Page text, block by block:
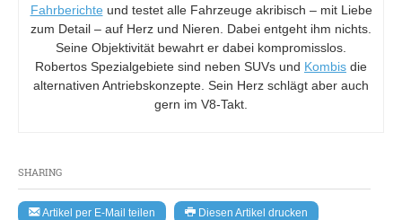
SHARING
Artikel per E-Mail teilen Diesen Artikel drucken
Fahrberichte und testet alle Fahrzeuge akribisch – mit Liebe
zum Detail – auf Herz und Nieren. Dabei entgeht ihm nichts.
Seine Objektivität bewahrt er dabei kompromisslos.
Robertos Spezialgebiete sind neben SUVs und Kombis die
alternativen Antriebskonzepte. Sein Herz schlägt aber auch
gern im V8-Takt.